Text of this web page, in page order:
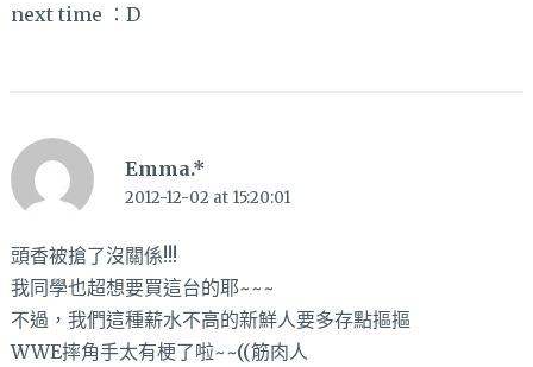
next time ：D
Emma.*
2012-12-02 at 15:20:01
頭香被搶了沒關係!!!
我同學也超想要買這台的耶~~~
不過，我們這種薪水不高的新鮮人要多存點摳摳
WWE摔角手太有梗了啦~~((筋肉人